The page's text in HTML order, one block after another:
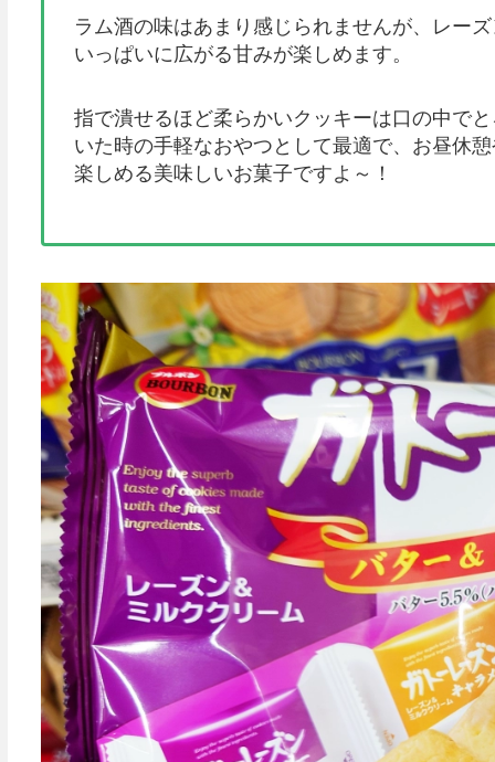
ラム酒の味はあまり感じられませんが、レー
いっぱいに広がる甘みが楽しめます。
指で潰せるほど柔らかいクッキーは口の中で
いた時の手軽なおやつとして最適で、お昼休
楽しめる美味しいお菓子ですよ～！